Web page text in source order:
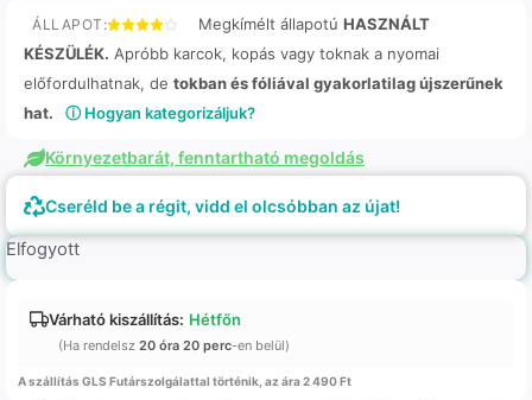
ÁLLAPOT: Megkímélt állapotú HASZNÁLT
KÉSZÜLÉK. Apróbb karcok, kopás vagy toknak a nyomai
előfordulhatnak, de tokban és fóliával gyakorlatilag újszerűnek
hat.
ⓘ Hogyan kategorizáljuk?
Környezetbarát, fenntartható megoldás
Cseréld be a régit, vidd el olcsóbban az újat!
Elfogyott
Várható kiszállítás: Hétfőn
(Ha rendelsz 20 óra 20 perc-en belül)
A szállítás GLS Futárszolgálattal történik, az ára 2 490 Ft